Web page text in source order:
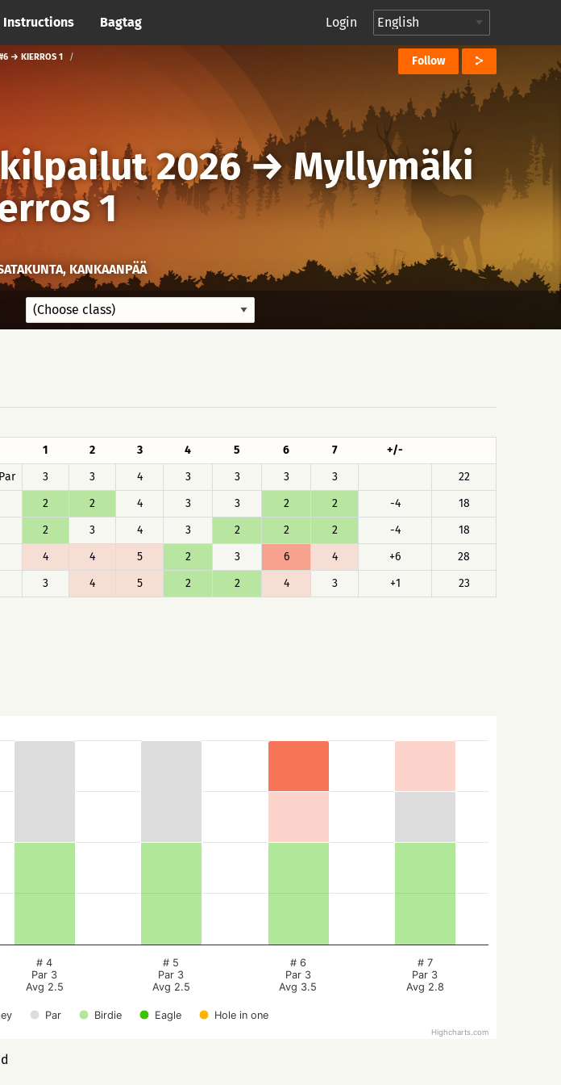
Instructions Bagtag Login
→ KIERROS 1 Follow
2026→Myllymäki
1
KANKAANPÄÄ
1 2 3 4 5 6 7
+/-
Par
3 3 4 3 3 3 3
22
2 2 4 3 3 2 2 -4
18
2 3 4 3 2 2 2 -4
18
4 4 5 2 3 6 4 +6
28
3 4 5 2 2 4 3 +1 23
Par Birdie Eagle Hole in one
# 4
Par 3
Avg 2.5
# 5
Par 3
Avg 2.5
# 6
Par 3
Avg 3.5
# 7
Par 3
Avg 2.8
Highcharts.com